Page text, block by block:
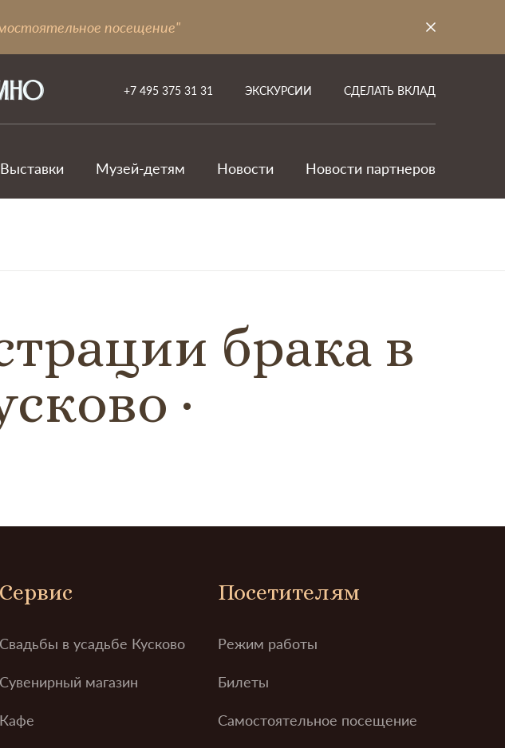
посещение"
+7 495 375 31 31 ЭКСКУРСИИ СДЕЛАТЬ ВКЛАД
Выставки Музей-детям Новости Новости партнеров
брака в
Сервис
Свадьбы в усадьбе Кусково
Сувенирный магазин
Кафе
Посетителям
Режим работы
Билеты
Самостоятельное посещение